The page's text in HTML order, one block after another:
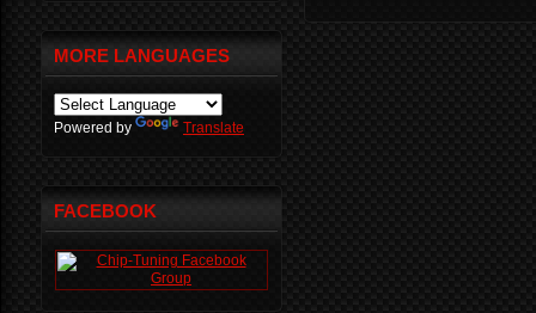
MORE LANGUAGES
Powered by Translate
FACEBOOK